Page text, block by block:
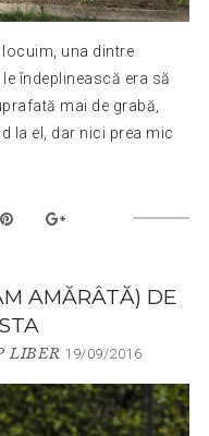
una dintre
îndeplinească era să
mai de grabă,
la el, dar nici prea mic
AMĂRÂTĂ) DE
LIBER 19/09/2016